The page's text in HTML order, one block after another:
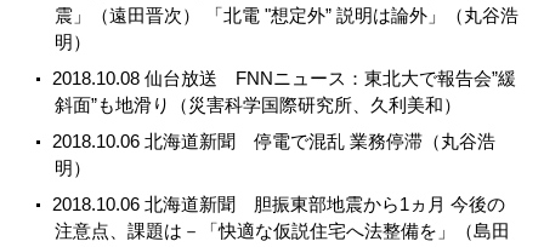
震」（遠田晋次） 「北電 "想定外” 説明は論外」（丸谷浩
明）
2018.10.08 仙台放送 FNNニュース：東北大で報告会”緩
斜面”も地滑り（災害科学国際研究所、久利美和）
2018.10.06 北海道新聞 停電で混乱 業務停滞（丸谷浩
明）
2018.10.06 北海道新聞 胆振東部地震から1ヵ月 今後の
注意点、課題は－「快適な仮説住宅へ法整備を」（島田